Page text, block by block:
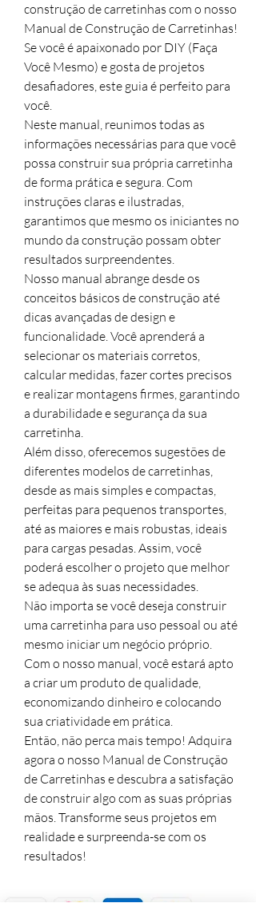
construção de carretinhas com o nosso
Manual de Construção de Carretinhas!
Se você é apaixonado por DIY (Faça
Você Mesmo) e gosta de projetos
desafiadores, este guia é perfeito para
você.
Neste manual, reunimos todas as
informações necessárias para que você
possa construir sua própria carretinha
de forma prática e segura. Com
instruções claras e ilustradas,
garantimos que mesmo os iniciantes no
mundo da construção possam obter
resultados surpreendentes.
Nosso manual abrange desde os
conceitos básicos de construção até
dicas avançadas de design e
funcionalidade. Você aprenderá a
selecionar os materiais corretos,
calcular medidas, fazer cortes precisos
e realizar montagens firmes, garantindo
a durabilidade e segurança da sua
carretinha.
Além disso, oferecemos sugestões de
diferentes modelos de carretinhas,
desde as mais simples e compactas,
perfeitas para pequenos transportes,
até as maiores e mais robustas, ideais
para cargas pesadas. Assim, você
poderá escolher o projeto que melhor
se adequa às suas necessidades.
Não importa se você deseja construir
uma carretinha para uso pessoal ou até
mesmo iniciar um negócio próprio.
Com o nosso manual, você estará apto
a criar um produto de qualidade,
economizando dinheiro e colocando
sua criatividade em prática.
Então, não perca mais tempo! Adquira
agora o nosso Manual de Construção
de Carretinhas e descubra a satisfação
de construir algo com as suas próprias
mãos. Transforme seus projetos em
realidade e surpreenda-se com os
resultados!